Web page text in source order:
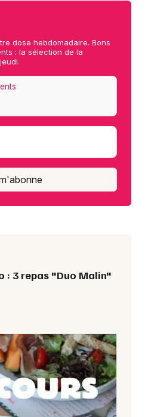
dose hebdomadaire. Bons
: la sélection de la
: 3 repas "Duo Malin"